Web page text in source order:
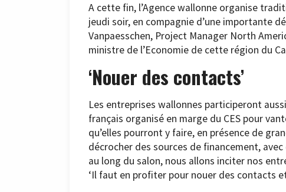
A cette fin, l’Agence wallonne organise
jeudi soir, en compagnie d’une importante
Vanpaesschen, Project Manager North
ministre de l’Economie de cette région du
‘Nouer des contacts’
Les entreprises wallonnes participeront
français organisé en marge du CES pour
qu’elles pourront y faire, en présence de
décrocher des sources de financement,
au long du salon, nous allons inciter nos
‘Il faut en profiter pour nouer des contacts